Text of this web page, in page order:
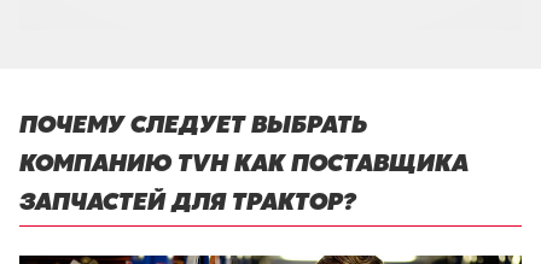
ПОЧЕМУ СЛЕДУЕТ ВЫБРАТЬ
КОМПАНИЮ TVH КАК ПОСТАВЩИКА
ЗАПЧАСТЕЙ ДЛЯ ТРАКТОР?